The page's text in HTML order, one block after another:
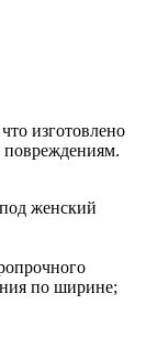
изготовлено
повреждениям.
женский
по ширине;